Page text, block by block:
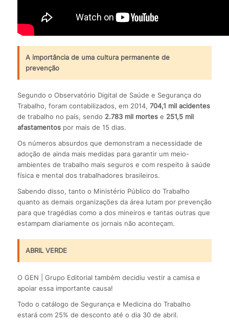
A importância de uma cultura permanente de
prevenção
Segundo o Observatório Digital de Saúde e Segurança do
Trabalho, foram contabilizados, em 2014, 704,1 mil acidentes
de trabalho no país, sendo 2.783 mil mortese 251,5 mil
afastamentospor mais de 15 dias.
Os números absurdos que demonstram a necessidade de
adoção de ainda mais medidas para garantir um meio-
ambientes de trabalho mais seguros e com respeito à saúde
física e mental dos trabalhadores brasileiros.
Sabendo disso, tanto o Ministério Público do Trabalho
quanto as demais organizações da área lutam por prevenção
para que tragédias como a dos mineiros e tantas outras que
estampam diariamente os jornais não aconteçam.
ABRIL VERDE
O GEN | Grupo Editorial também decidiu vestir a camisa e
apoiar essa importante causa!
Todo o catálogo de Segurança e Medicina do Trabalho
estará com 25% de desconto até o dia 30 de abril.